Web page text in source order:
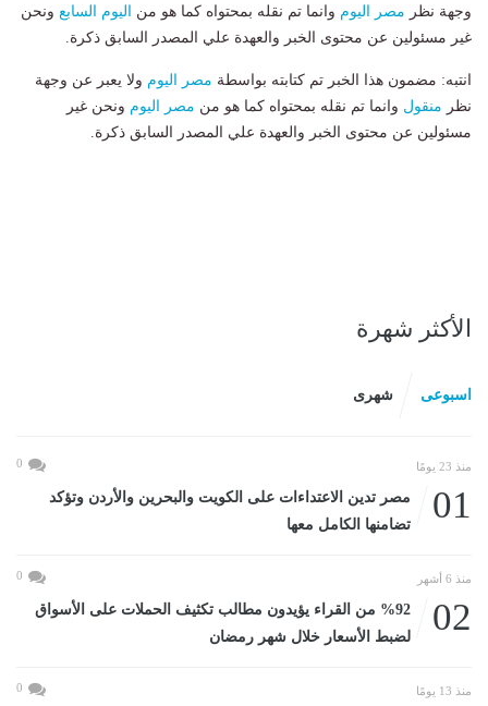
وجهة نظر مصر اليوم وانما تم نقله بمحتواه كما هو من اليوم السابع ونحن
غير مسئولين عن محتوى الخبر والعهدة علي المصدر السابق ذكرة.
انتبه: مضمون هذا الخبر تم كتابته بواسطة مصر اليوم ولا يعبر عن وجهة
نظر منقول وانما تم نقله بمحتواه كما هو من مصر اليوم ونحن غير
مسئولين عن محتوى الخبر والعهدة علي المصدر السابق ذكرة.
الأكثر شهرة
اسبوعى شهرى
منذ 23 يومًا 0
01
مصر تدين الاعتداءات على الكويت والبحرين والأردن وتؤكد
تضامنها الكامل معها
منذ 6 أشهر 0
02
%92 من القراء يؤيدون مطالب تكثيف الحملات على الأسواق
لضبط الأسعار خلال شهر رمضان
منذ 13 يومًا 0